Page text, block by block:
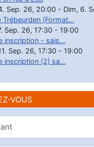
Sep. 26, 20:00 - Dim, 6.
Trébeurden (Format...
Sep. 26, 17:30 - 19:00
inscription - sais...
Sep. 26, 17:30 - 19:00
inscription (2) sa...
VOUS